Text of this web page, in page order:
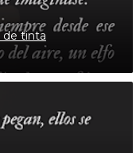
de tinta